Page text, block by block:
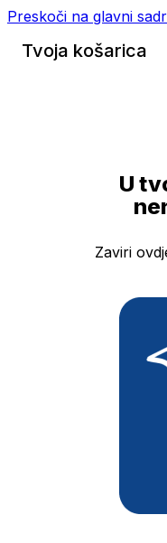
Preskoči na glavni
Tvoja košarica
U
Zaviri